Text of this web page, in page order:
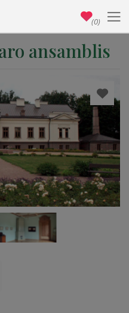
ansamblis
(0)